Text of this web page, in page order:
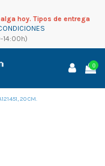
hoy. Tipos de entrega
14:00h)
0
20 CM.